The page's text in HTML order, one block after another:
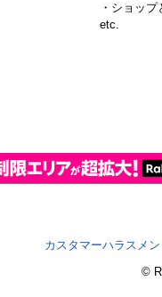
・ショッ
etc.
カスタマーハラスメ
©